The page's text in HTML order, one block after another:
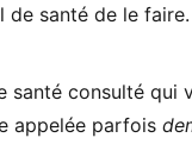
de santé de le faire.
santé consulté
appelée parfois